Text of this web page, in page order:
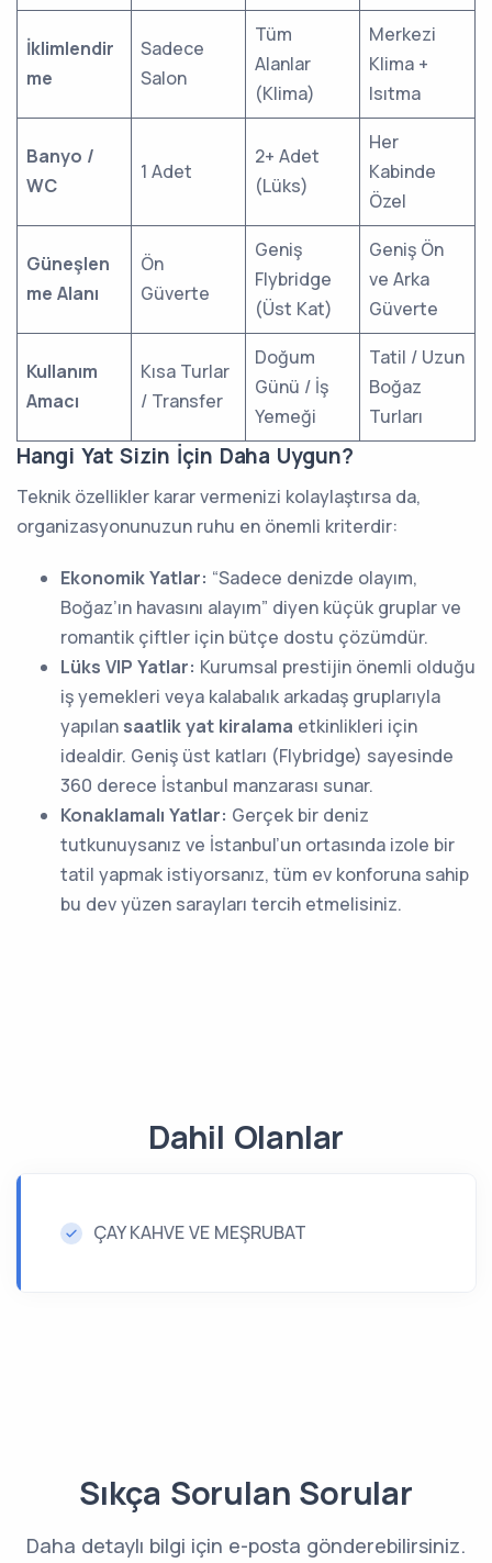
İklimlendir
me
Sadece
Salon
Tüm
Alanlar
(Klima)
Merkezi
Klima +
Isıtma
Banyo /
WC
1 Adet
2+ Adet
(Lüks)
Her
Kabinde
Özel
Güneşlen
me Alanı
Ön
Güverte
Geniş
Flybridge
(Üst Kat)
Geniş Ön
ve Arka
Güverte
Kullanım
Amacı
Kısa Turlar
/ Transfer
Doğum
Günü / İş
Yemeği
Tatil / Uzun
Boğaz
Turları
Hangi Yat Sizin İçin Daha Uygun?
Teknik özellikler karar vermenizi kolaylaştırsa da,
organizasyonunuzun ruhu en önemli kriterdir:
Ekonomik Yatlar: “Sadece denizde olayım,
Boğaz’ın havasını alayım” diyen küçük gruplar ve
romantik çiftler için bütçe dostu çözümdür.
Lüks VIP Yatlar: Kurumsal prestijin önemli olduğu
iş yemekleri veya kalabalık arkadaş gruplarıyla
yapılan saatlik yat kiralama etkinlikleri için
idealdir. Geniş üst katları (Flybridge) sayesinde
360 derece İstanbul manzarası sunar.
Konaklamalı Yatlar: Gerçek bir deniz
tutkunuysanız ve İstanbul’un ortasında izole bir
tatil yapmak istiyorsanız, tüm ev konforuna sahip
bu dev yüzen sarayları tercih etmelisiniz.
Dahil Olanlar
ÇAY KAHVE VE MEŞRUBAT
Sıkça Sorulan Sorular
Daha detaylı bilgi için e-posta gönderebilirsiniz.